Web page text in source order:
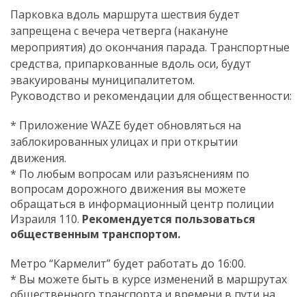
Парковка вдоль маршрута шествия будет
запрещена с вечера четверга (накануне
мероприятия) до окончания парада. Транспортные
средства, припаркованные вдоль оси, будут
эвакуированы муниципалитетом.
Руководство и рекомендации для общественности:
* Приложение WAZE будет обновляться на
заблокированных улицах и при открытии
движения.
* По любым вопросам или разъяснениям по
вопросам дорожного движения вы можете
обращаться в информационный центр полиции
Израиля 110. Рекомендуется пользоваться
общественным транспортом.
Метро “Кармелит” будет работать до 16:00.
* Вы можете быть в курсе изменений в маршрутах